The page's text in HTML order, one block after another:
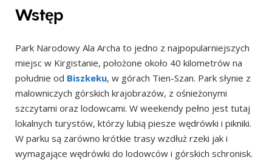
Jak dojechać do Parku Narodowego Ala Archa?
Autobusem
Minibusem (marszrutką)
Wycieczki z przewodnikiem
Kiedy najlepiej odwiedzić Park Narodowy Ala Archa
Ile kosztuje wstęp do Ala Archa?
Gdzie się zatrzymać w Parku Narodowym Ala Archa?
Wstęp
Park Narodowy Ala Archa to jedno z najpopularniejszych
miejsc w Kirgistanie, położone około 40 kilometrów na
południe od Biszkeku, w górach Tien-Szan. Park słynie z
malowniczych górskich krajobrazów, z ośnieżonymi
szczytami oraz lodowcami. W weekendy pełno jest tutaj
lokalnych turystów, którzy lubią piesze wędrówki i pikniki.
W parku są zarówno krótkie trasy wzdłuż rzeki jak i
wymagające wędrówki do lodowców i górskich schronisk.